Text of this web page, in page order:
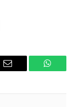
Email